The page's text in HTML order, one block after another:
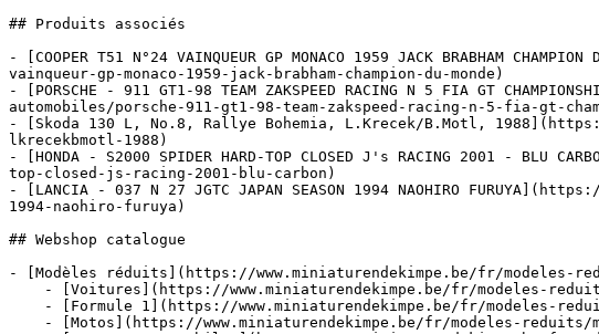
## Produits associés
- [COOPER T51 N°24 VAINQUEUR GP MONACO 1959 JACK BRABHAM
vainqueur-gp-monaco-1959-jack-brabham-champion-du-monde)
- [PORSCHE - 911 GT1-98 TEAM ZAKSPEED RACING N 5 FIA GT
automobiles/porsche-911-gt1-98-team-zakspeed-racing-n-5-fia-gt-
- [Skoda 130 L, No.8, Rallye Bohemia, L.Krecek/B.Motl,
lkrecekbmotl-1988)
- [HONDA - S2000 SPIDER HARD-TOP CLOSED J's RACING 2001 -
top-closed-js-racing-2001-blu-carbon)
- [LANCIA - 037 N 27 JGTC JAPAN SEASON 1994 NAOHIRO
1994-naohiro-furuya)
## Webshop catalogue
- [Modèles réduits](https://www.miniaturendekimpe.be/fr/modeles-